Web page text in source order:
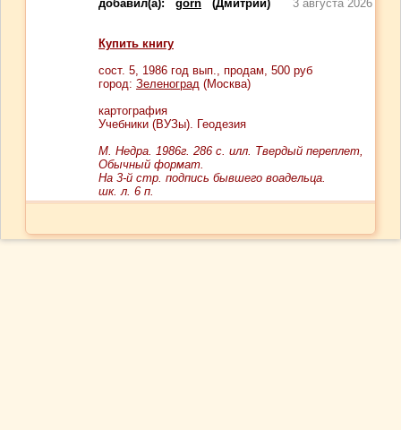
добавил(а): gorn (Дмитрий) 3 августа 2026
Купить книгу
сост. 5, 1986 год вып., продам, 500 руб
город: Зеленоград (Москва)
картография
Учебники (ВУЗы). Геодезия
М. Недра. 1986г. 286 с. илл. Твердый переплет,
Обычный формат.
На 3-й стр. подпись бывшего воадельца.
шк. л. 6 п.